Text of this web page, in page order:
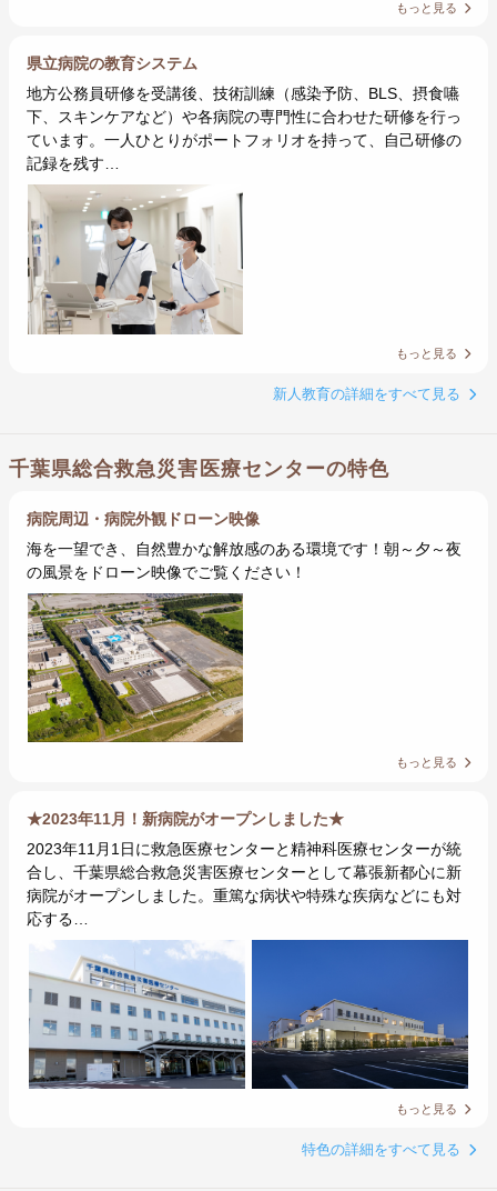
もっと見る
県立病院の教育システム
地方公務員研修を受講後、技術訓練（感染予防、BLS、摂食嚥
下、スキンケアなど）や各病院の専門性に合わせた研修を行っ
ています。一人ひとりがポートフォリオを持って、自己研修の
記録を残す…
もっと見る
新人教育の詳細をすべて見る
千葉県総合救急災害医療センターの特色
病院周辺・病院外観ドローン映像
海を一望でき、自然豊かな解放感のある環境です！朝～夕～夜
の風景をドローン映像でご覧ください！
もっと見る
★2023年11月！新病院がオープンしました★
2023年11月1日に救急医療センターと精神科医療センターが統
合し、千葉県総合救急災害医療センターとして幕張新都心に新
病院がオープンしました。重篤な病状や特殊な疾病などにも対
応する…
もっと見る
特色の詳細をすべて見る